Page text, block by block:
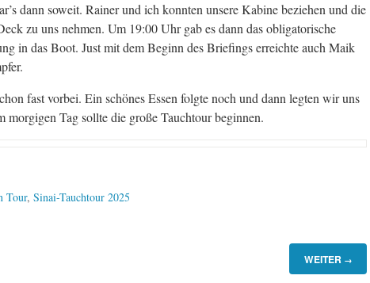
dann soweit. Rainer und ich konnten unsere Kabine beziehen und die
zu uns nehmen. Um 19:00 Uhr gab es dann das obligatorische
in das Boot. Just mit dem Beginn des Briefings erreichte auch Maik
fast vorbei. Ein schönes Essen folgte noch und dann legten wir uns
morgigen Tag sollte die große Tauchtour beginnen.
Tour, Sinai-Tauchtour 2025
WEITER →